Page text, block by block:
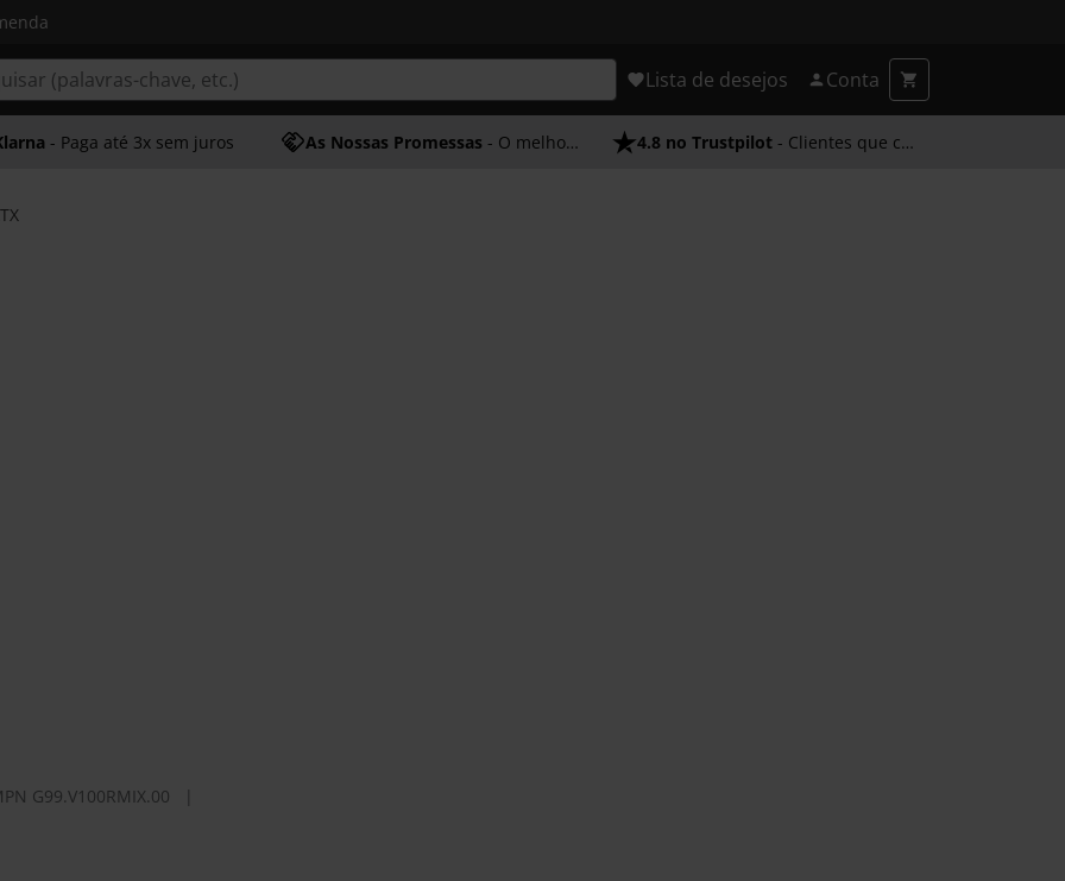
Lista de desejos Conta
- Paga até 3x sem juros As Nossas Promessas - O melhor atendimento 4.8 no Trustpilot - Clientes que confiam em nós
G99.V100RMIX.00